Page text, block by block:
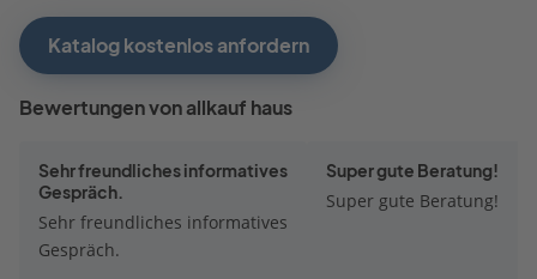
Katalog kostenlos anfordern
Bewertungen von allkauf haus
Sehr freundliches informatives
Gespräch.
Sehr freundliches informatives
Gespräch.
Super gute Beratung!
Super gute Beratung!